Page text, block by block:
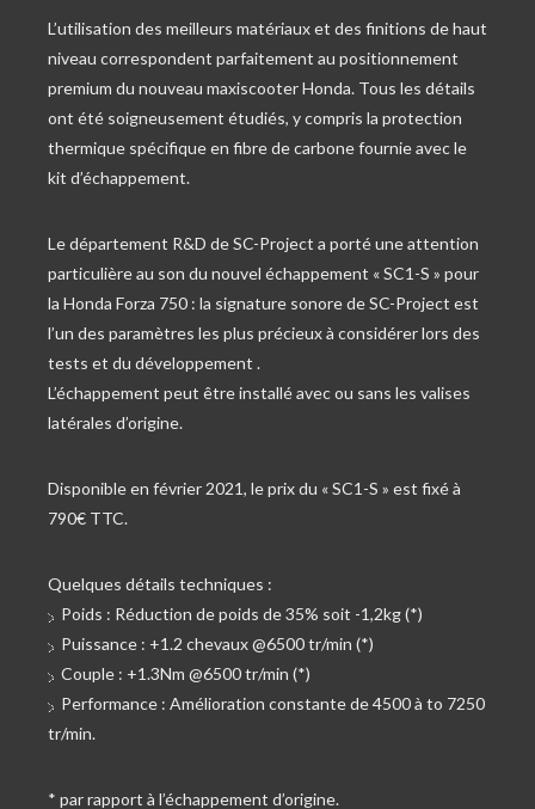
L’utilisation des meilleurs matériaux et des finitions de haut
niveau correspondent parfaitement au positionnement
premium du nouveau maxiscooter Honda. Tous les détails
ont été soigneusement étudiés, y compris la protection
thermique spécifique en fibre de carbone fournie avec le
kit d’échappement.
Le département R&D de SC-Project a porté une attention
particulière au son du nouvel échappement « SC1-S » pour
la Honda Forza 750 : la signature sonore de SC-Project est
l’un des paramètres les plus précieux à considérer lors des
tests et du développement .
L’échappement peut être installé avec ou sans les valises
latérales d’origine.
Disponible en février 2021, le prix du « SC1-S » est fixé à
790€ TTC.
Quelques détails techniques :
Poids : Réduction de poids de 35% soit -1,2kg (*)
Puissance : +1.2 chevaux @6500 tr/min (*)
Couple : +1.3Nm @6500 tr/min (*)
Performance : Amélioration constante de 4500 à to 7250
tr/min.
* par rapport à l’échappement d’origine.